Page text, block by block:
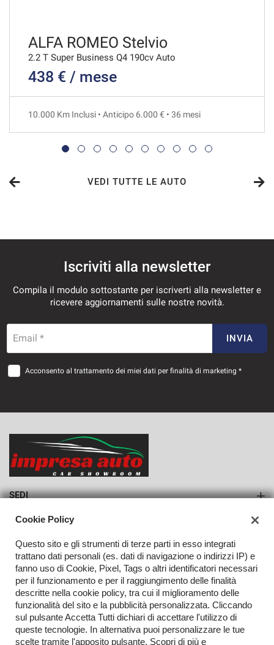
VEDI
428€/mese
36 Mesi
VEDI
457€/mese
36 Mesi
36 Mesi
VEDI
ALFA ROMEO Stelvio
2.2 T Super Business Q4 190cv Auto
438 € / mese
10.000 Km Inclusi • Anticipo 6.000 € • 36 mesi
VEDI TUTTE LE AUTO
Iscriviti alla newsletter
Compila il modulo sottostante per iscriverti alla newsletter e
ricevere aggiornamenti sulle nostre novità.
Email * INVIA
Acconsento al trattamento dei miei dati per finalità di marketing *
SEDI
Azienda
Contatti
TORNA IN CIMA
Cookie Policy
Questo sito e gli strumenti di terze parti in esso integrati
trattano dati personali (es. dati di navigazione o indirizzi IP) e
fanno uso di Cookie, Pixel, Tags o altri identificatori necessari
per il funzionamento e per il raggiungimento delle finalità
descritte nella cookie policy, tra cui il miglioramento delle
funzionalità del sito e la pubblicità personalizzata. Cliccando
sul pulsante Accetta Tutti dichiari di accettare l'utilizzo di
queste tecnologie. In alternativa puoi personalizzare le tue
scelte tramite l'apposito pulsante. Scopri di più e